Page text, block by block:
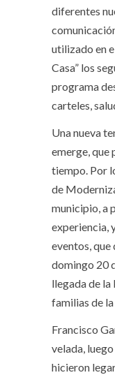
diferentes
utilizado en
Casa” los
programa
carteles,
Una nueva
emerge, que
tiempo. Por
de
municipio, a
experiencia,
eventos,
domingo 20
llegada de la
familias de
Francisco
velada,
hicieron